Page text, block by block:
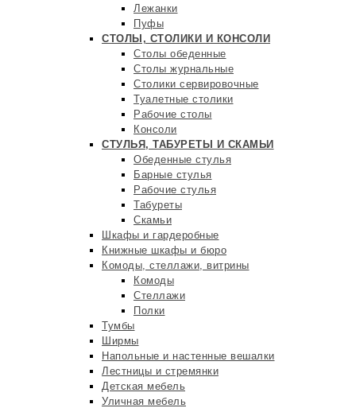
Лежанки
Пуфы
СТОЛЫ, СТОЛИКИ И КОНСОЛИ
Столы обеденные
Столы журнальные
Столики сервировочные
Туалетные столики
Рабочие столы
Консоли
СТУЛЬЯ, ТАБУРЕТЫ И СКАМЬИ
Обеденные стулья
Барные стулья
Рабочие стулья
Табуреты
Скамьи
Шкафы и гардеробные
Книжные шкафы и бюро
Комоды, стеллажи, витрины
Комоды
Стеллажи
Полки
Тумбы
Ширмы
Напольные и настенные вешалки
Лестницы и стремянки
Детская мебель
Уличная мебель